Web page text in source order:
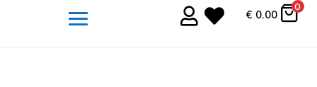
  € 0.00
0